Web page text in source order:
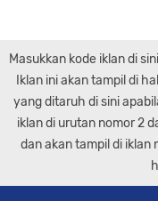
Masukkan kode iklan di
Iklan ini akan tampil di
yang ditaruh di sini
iklan di urutan nomor 2
dan akan tampil di iklan